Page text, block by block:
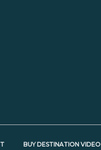
BUY DESTINATION VIDEO